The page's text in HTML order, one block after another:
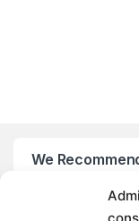
We
My Account